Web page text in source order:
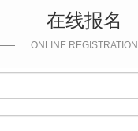
在线报名
ONLINE REGISTRATION